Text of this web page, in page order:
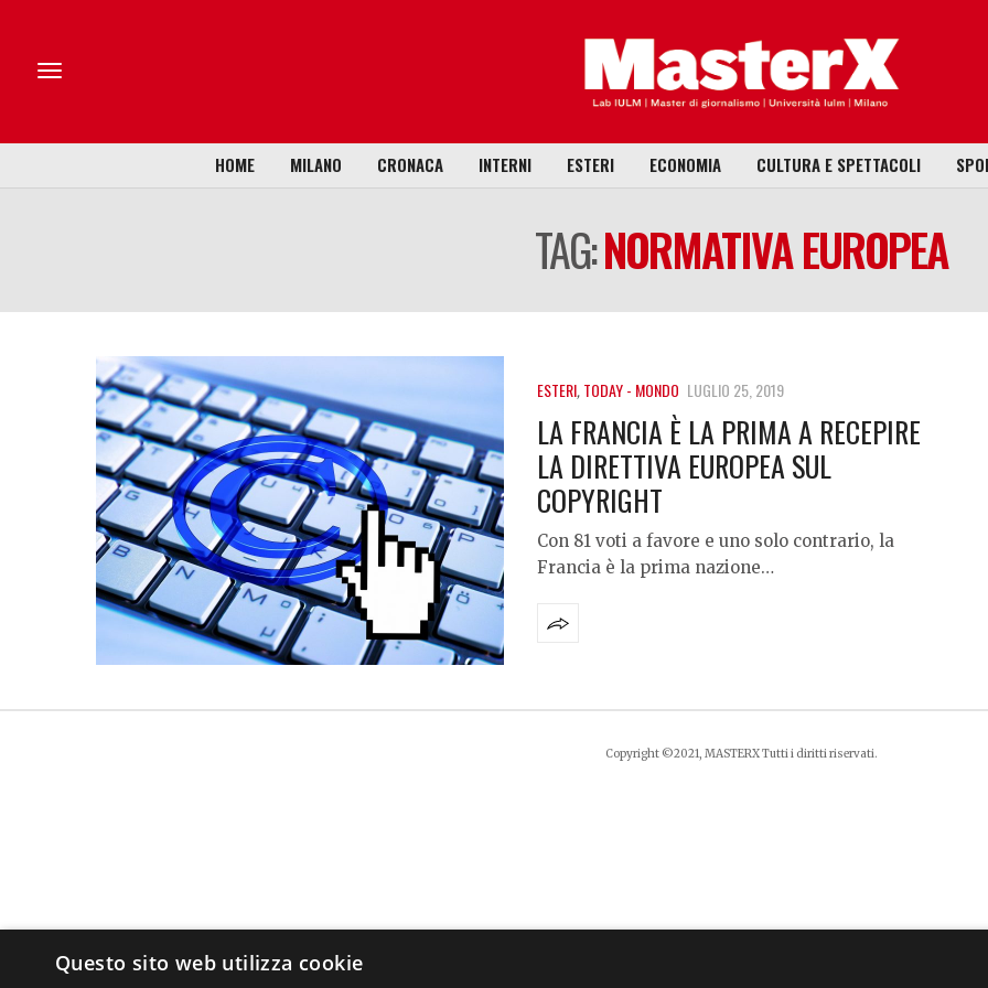
HOME MILANO CRONACA INTERNI ESTERI ECONOMIA CULTURA E SPETTACOLI
TAG:NORMATIVA EUROPEA
ESTERI,TODAY - MONDO LUGLIO 25, 2019
LA FRANCIA È LA PRIMA A RECEPIRE
LA DIRETTIVA EUROPEA SUL
COPYRIGHT
Con 81 voti a favore e uno solo contrario, la
Francia è la prima nazione…
Copyright ©2021, MASTERX Tutti i diritti riservati.
Questo sito web utilizza cookie